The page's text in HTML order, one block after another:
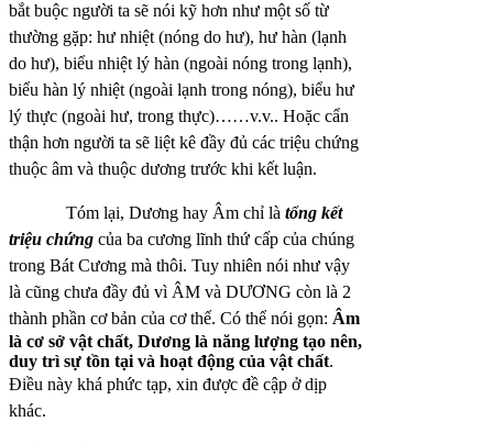
bắt buộc người ta sẽ nói kỹ hơn như một số từ
thường gặp: hư nhiệt (nóng do hư), hư hàn (lạnh
do hư), biểu nhiệt lý hàn (ngoài nóng trong lạnh),
biểu hàn lý nhiệt (ngoài lạnh trong nóng), biểu hư
lý thực (ngoài hư, trong thực)……v.v.. Hoặc cẩn
thận hơn người ta sẽ liệt kê đầy đủ các triệu chứng
thuộc âm và thuộc dương trước khi kết luận.
Tóm lại, Dương hay Âm chỉ là tổng kết
triệu chứng của ba cương lĩnh thứ cấp của chúng
trong Bát Cương mà thôi. Tuy nhiên nói như vậy
là cũng chưa đầy đủ vì ÂM và DƯƠNG còn là 2
thành phần cơ bản của cơ thể. Có thể nói gọn: Âm
là cơ sở vật chất, Dương là năng lượng tạo nên,
duy trì sự tồn tại và hoạt động của vật chất.
Điều này khá phức tạp, xin được đề cập ở dịp
khác.